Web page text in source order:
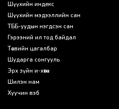
Шүүхийн индекс
Шүүхийн мэдээллийн сан
ТББ-уудын нэгдсэн сан
Гэрээний ил тод байдал
Төсвийн цагалбар
Шударга сонгууль
Эрх зүйн и-хөтөч
Шилэн нам
Хуучин вэб